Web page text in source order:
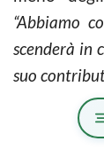
“Abbiamo
scenderà in
suo